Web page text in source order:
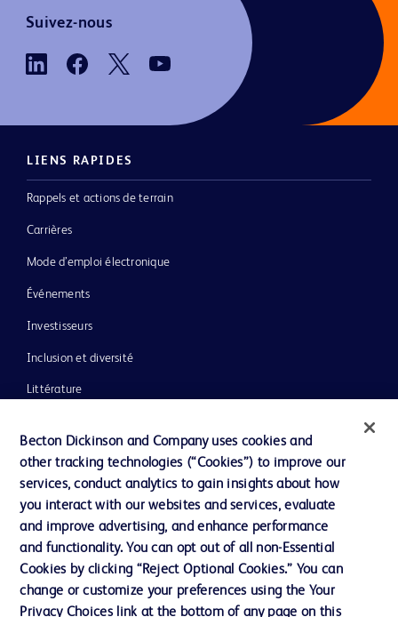
Suivez-nous
LIENS RAPIDES
Rappels et actions de terrain
Carrières
Mode d’emploi électronique
Événements
Investisseurs
Inclusion et diversité
Littérature
Notre entreprise
Éthique et conformité
Assistance
Nous contacter
Becton Dickinson and Company uses cookies and
other tracking technologies (“Cookies”) to improve our
services, conduct analytics to gain insights about how
you interact with our websites and services, evaluate
and improve advertising, and enhance performance
and functionality. You can opt out of all non-Essential
Cookies by clicking “Reject Optional Cookies.” You can
change or customize your preferences using the Your
Privacy Choices link at the bottom of any page on this